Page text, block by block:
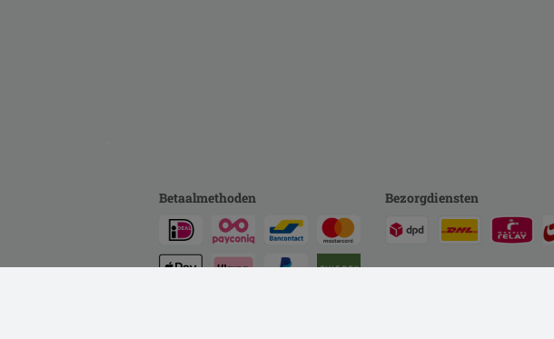
Betaalmethoden Bezorgdiensten